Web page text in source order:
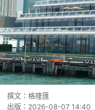
撰文： 格隆匯
出版： 2026-08-07 14:40